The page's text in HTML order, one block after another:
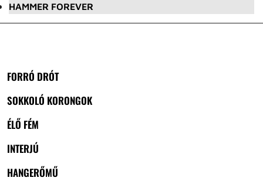
HAMMER FOREVER
FORRÓ DRÓT
SOKKOLÓ KORONGOK
ÉLŐ FÉM
INTERJÚ
HANGERŐMŰ